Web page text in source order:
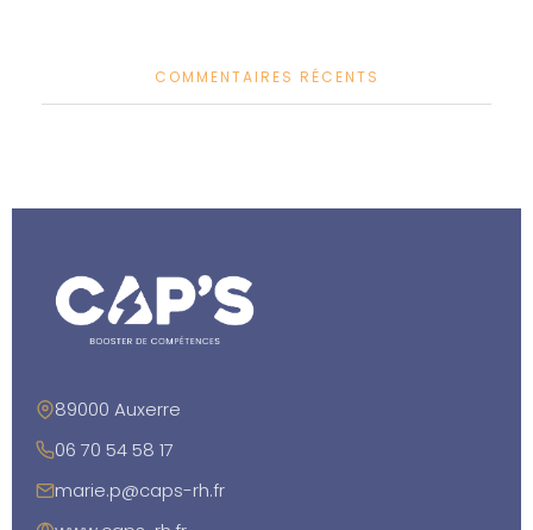
COMMENTAIRES RÉCENTS
89000 Auxerre
06 70 54 58 17
marie.p@caps-rh.fr